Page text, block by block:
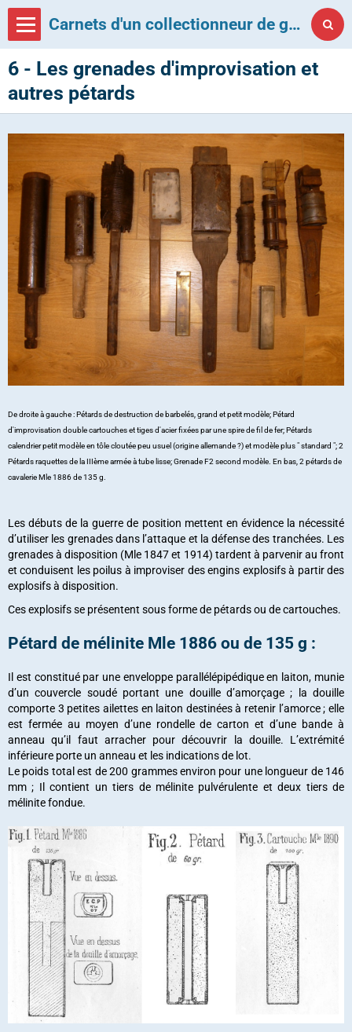
Carnets d'un collectionneur de grenades françaises
6 - Les grenades d'improvisation et
autres pétards
De droite à gauche : Pétards de destruction de barbelés, grand et petit modèle; Pétard
d'improvisation double cartouches et tiges d'acier fixées par une spire de fil de fer; Pétards
calendrier petit modèle en tôle cloutée peu usuel (origine allemande ?) et modèle plus " standard "; 2
Pétards raquettes de la IIIème armée à tube lisse; Grenade F2 second modèle. En bas, 2 pétards de
cavalerie Mle 1886 de 135 g.
Les débuts de la guerre de position mettent en évidence la nécessité
d’utiliser les grenades dans l’attaque et la défense des tranchées. Les
grenades à disposition (Mle 1847 et 1914) tardent à parvenir au front
et conduisent les poilus à improviser des engins explosifs à partir des
explosifs à disposition.
Ces explosifs se présentent sous forme de pétards ou de cartouches.
Pétard de mélinite Mle 1886 ou de 135 g :
Il est constitué par une enveloppe parallélépipédique en laiton, munie
d’un couvercle soudé portant une douille d’amorçage ; la douille
comporte 3 petites ailettes en laiton destinées à retenir l’amorce ; elle
est fermée au moyen d’une rondelle de carton et d’une bande à
anneau qu’il faut arracher pour découvrir la douille. L’extrémité
inférieure porte un anneau et les indications de lot.
Le poids total est de 200 grammes environ pour une longueur de 146
mm ; Il contient un tiers de mélinite pulvérulente et deux tiers de
mélinite fondue.